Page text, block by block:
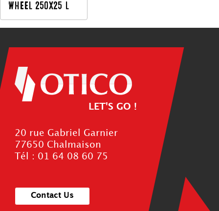
WHEEL 250X25 L
LET'S GO !
20 rue Gabriel Garnier
77650 Chalmaison
Tél : 01 64 08 60 75
Contact Us